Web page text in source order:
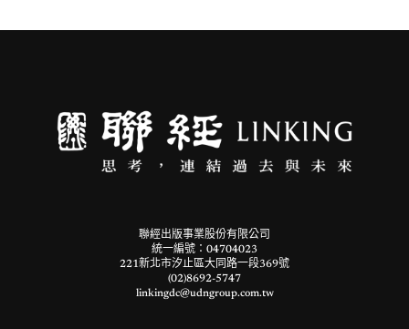
聯經出版事業股份有限公司
統一編號：04704023
221新北市汐止區大同路一段369號
(02)8692-5747
linkingdc@udngroup.com.tw